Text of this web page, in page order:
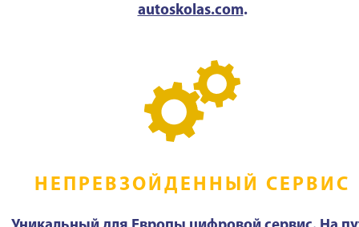
autoskolas.com.
НЕПРЕВЗОЙДЕННЫЙ СЕРВИС